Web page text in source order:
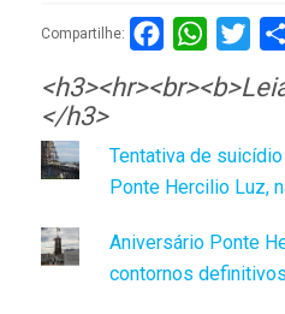
Compartilhe: FacebookWhatsApp
</h3>
Tentativa de
Ponte Hercilio Luz,
Aniversário Ponte
contornos definitivos